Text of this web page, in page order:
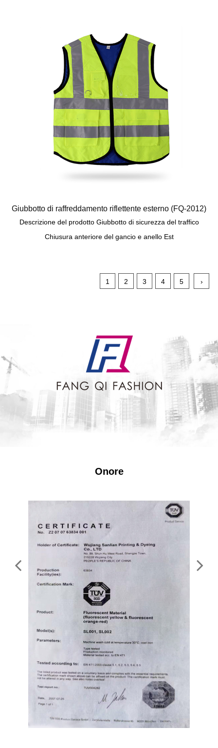
Giubbotto di raffreddamento riflettente esterno (FQ-2012)
Descrizione del prodotto Giubbotto di sicurezza del traffico
Chiusura anteriore del gancio e anello Est
1 2 3 4 5 ›
Onore